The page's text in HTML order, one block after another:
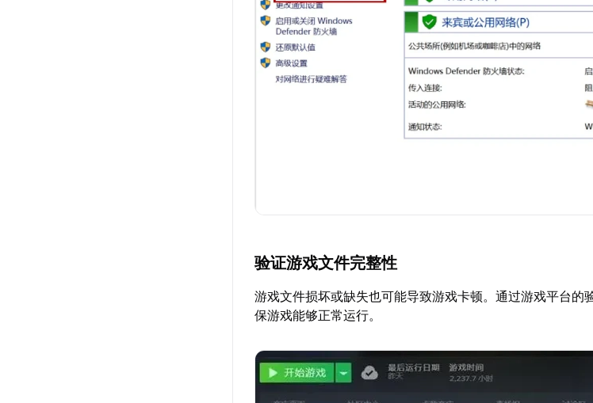
验证游戏文件完整性
游戏文件损坏或缺失也可能导致游戏卡顿。通过游戏平台的
保游戏能够正常运行。